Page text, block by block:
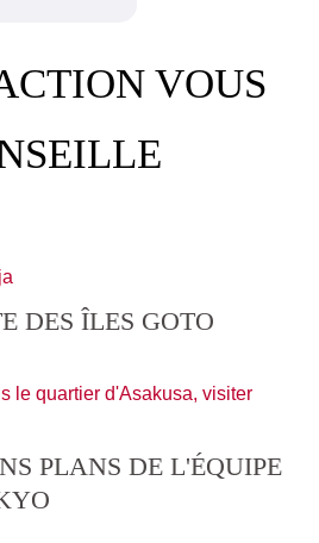
VOUS
DES ÎLES GOTO
PLANS DE L'ÉQUIPE